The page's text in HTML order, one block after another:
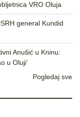
VRO Oluja
general Kundid
Anušić u Kninu:
u Oluji’
Pogledaj sve